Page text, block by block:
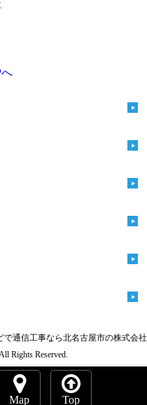
で通信工事なら北名古屋市の株式会社
Rights Reserved.
Map Top